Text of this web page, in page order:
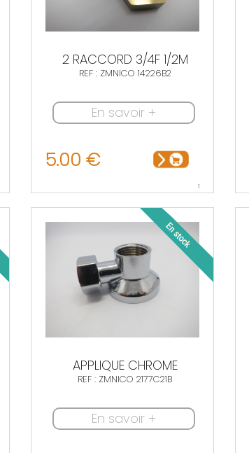
2 RACCORD 3/4F 1/2M
REF : ZMNICO 14226B2
En savoir +
5.00 €
1
APPLIQUE CHROME
REF : ZMNICO 2177C21B
En savoir +